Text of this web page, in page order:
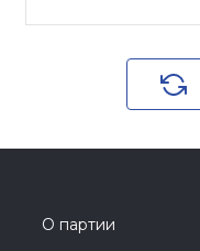
О партии